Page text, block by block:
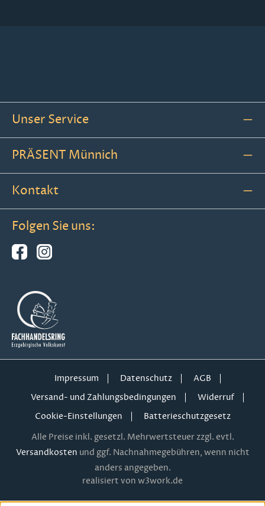
Unser Service
PRÄSENT Münnich
Kontakt
Folgen Sie uns:
Impressum Datenschutz
AGB
Versand- und Zahlungsbedingungen
Widerruf
Cookie-Einstellungen
Batterieschutzgesetz
Alle Preise inkl. gesetzl. Mehrwertsteuer zzgl. evtl.
Versandkosten und ggf. Nachnahmegebühren, wenn nicht
anders angegeben.
realisiert von w3work.de